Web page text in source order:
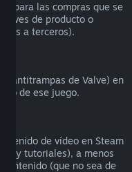
para las compras que se
de producto o
a terceros).
antitrampas de Valve) en
de ese juego.
de vídeo en Steam
y tutoriales), a menos
contenido (que no sea de